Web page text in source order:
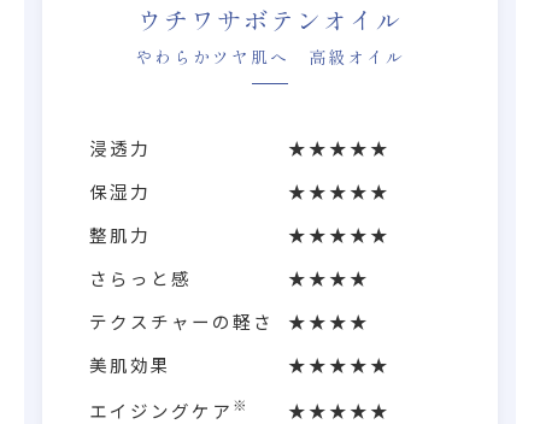
ウチワサボテンオイル
やわらかツヤ肌へ 高級オイル
浸透力
★★★★★
保湿力
★★★★★
整肌力
★★★★★
さらっと感
★★★★
テクスチャーの軽さ
★★★★
美肌効果
★★★★★
エイジングケア ※ ★★★★★